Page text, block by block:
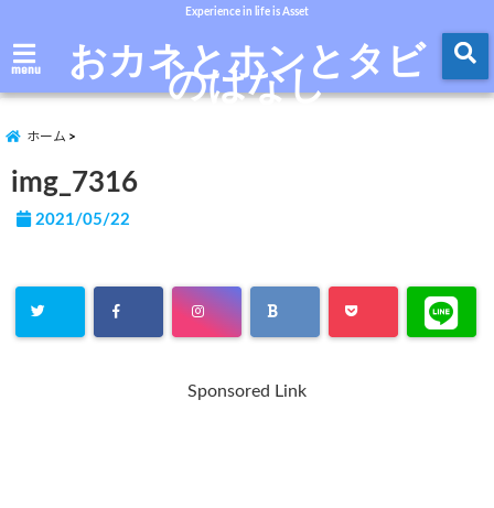
Experience in life is Asset
menu おカネとホンとタビ
のはなし
ホーム
img_7316
2021/05/22
Sponsored Link